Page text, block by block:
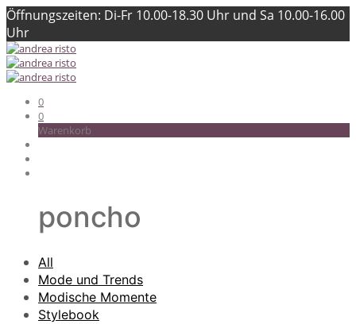
Öffnungszeiten: Di-Fr 10.00-18.30 Uhr und Sa 10.00-16.00
Uhr
0
0
Warenkorb
poncho
All
Mode und Trends
Modische Momente
Stylebook